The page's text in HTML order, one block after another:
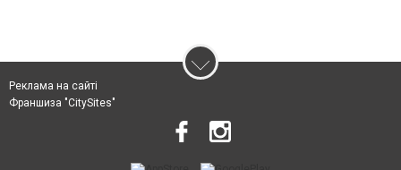
Реклама на сайті
Франшиза "CitySites"